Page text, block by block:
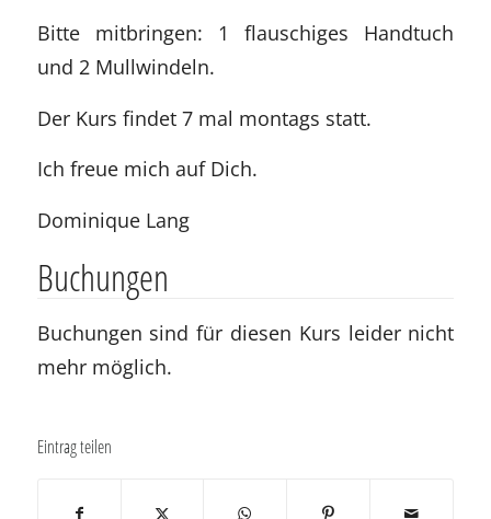
Bitte mitbringen: 1 flauschiges Handtuch
und 2 Mullwindeln.
Der Kurs findet 7 mal montags statt.
Ich freue mich auf Dich.
Dominique Lang
Buchungen
Buchungen sind für diesen Kurs leider nicht
mehr möglich.
Eintrag teilen